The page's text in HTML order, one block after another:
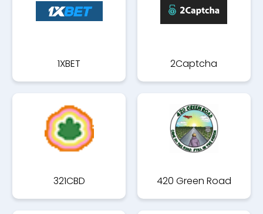
1XBET 2Captcha
321CBD 420 Green Road